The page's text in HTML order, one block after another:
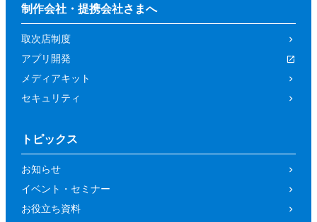
制作会社・提携会社さまへ
取次店制度
アプリ開発
メディアキット
セキュリティ
トピックス
お知らせ
イベント・セミナー
お役立ち資料